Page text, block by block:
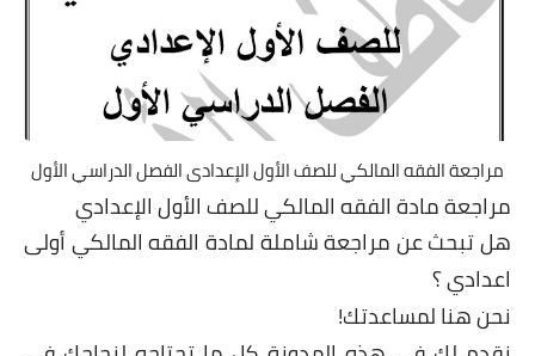
مراجعة الفقه المالكي للصف الأول الإعدادى الفصل الدراسي الأول
مراجعة مادة الفقه المالكي للصف الأول الإعدادي
هل تبحث عن مراجعة شاملة لمادة الفقه المالكي أولى
اعدادي ؟
نحن هنا لمساعدتك!